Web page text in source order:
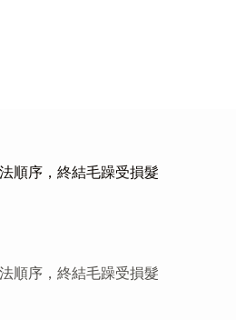
順序，終結毛躁受損髮
順序，終結毛躁受損髮